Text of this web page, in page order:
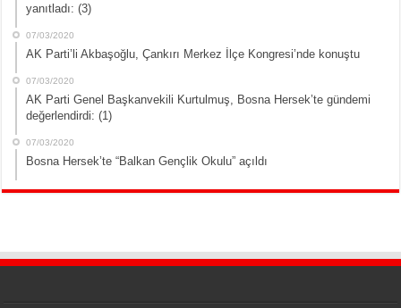
yanıtladı: (3)
07/03/2020
AK Parti’li Akbaşoğlu, Çankırı Merkez İlçe Kongresi’nde konuştu
07/03/2020
AK Parti Genel Başkanvekili Kurtulmuş, Bosna Hersek’te gündemi
değerlendirdi: (1)
07/03/2020
Bosna Hersek’te “Balkan Gençlik Okulu” açıldı